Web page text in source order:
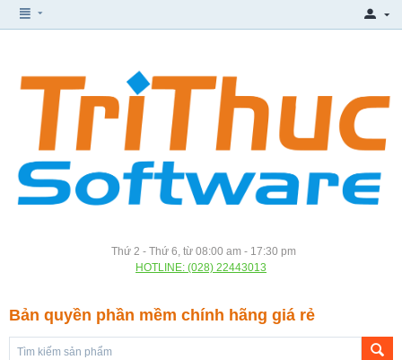
Thứ 2 - Thứ 6, từ 08:00 am - 17:30 pm
HOTLINE: (028) 22443013
Bản quyền phần mềm chính hãng giá rẻ